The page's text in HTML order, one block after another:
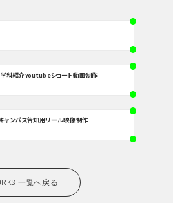
学科紹介Youtubeショート動画制作
ャンパス告知用リール映像制作
一覧へ戻る